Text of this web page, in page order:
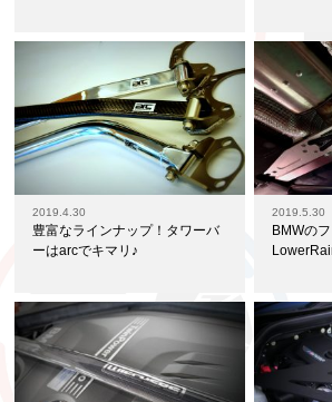
2019.4.30
豊富なラインナップ！タワーバ
ーはarcでキマリ♪
2019.5.30
BMWの